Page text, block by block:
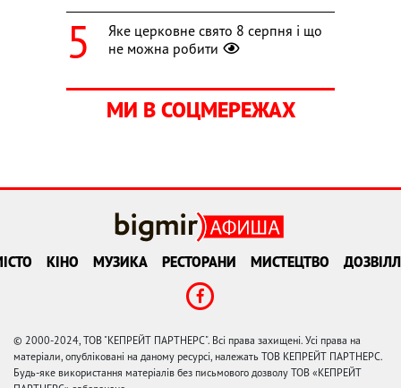
Яке церковне свято 8 серпня і що
не можна робити
МИ В СОЦМЕРЕЖАХ
КІНО МУЗИКА РЕСТОРАНИ МИСТЕЦТВО
© 2000-2024, ТОВ "КЕПРЕЙТ ПАРТНЕРС". Всі права захищені. Усі права на
матеріали, опубліковані на даному ресурсі, належать ТОВ КЕПРЕЙТ ПАРТНЕРС.
Будь-яке використання матеріалів без письмового дозволу ТОВ «КЕПРЕЙТ